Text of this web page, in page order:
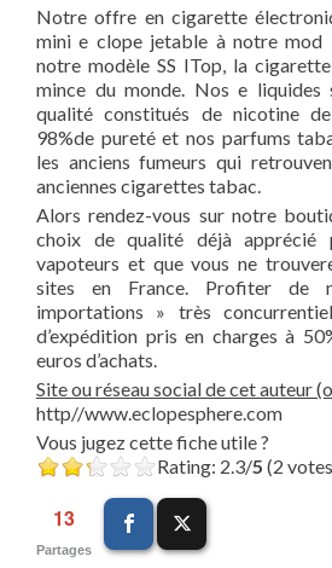
Notre offre en cigarette
mini e clope jetable à notre mod
notre modèle SS ITop, la
mince du monde. Nos e
qualité constitués de nicotine
98%de pureté et nos parfums
les anciens fumeurs qui
anciennes cigarettes tabac.
Alors rendez-vous sur notre
choix de qualité déjà apprécié
vapoteurs et que vous ne
sites en France. Profiter de
importations » très
d’expédition pris en charges à
euros d’achats.
Site ou réseau social de cet auteur
http//www.eclopesphere.com
Vous jugez cette fiche utile ?
Rating: 2.3/5 (2
13
Partages